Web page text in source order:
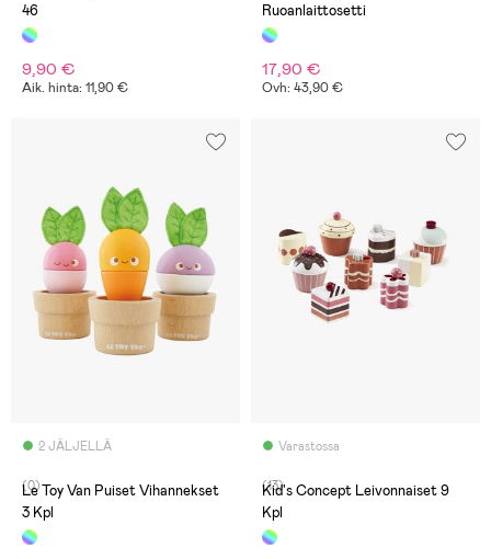
46
9,90 €
Aik. hinta: 11,90 €
Ruoanlaittosetti
17,90 €
Ovh: 43,90 €
2 JÄLJELLÄ
(0)
Le Toy Van Puiset Vihannekset
3 Kpl
Varastossa
(13)
Kid's Concept Leivonnaiset 9
Kpl